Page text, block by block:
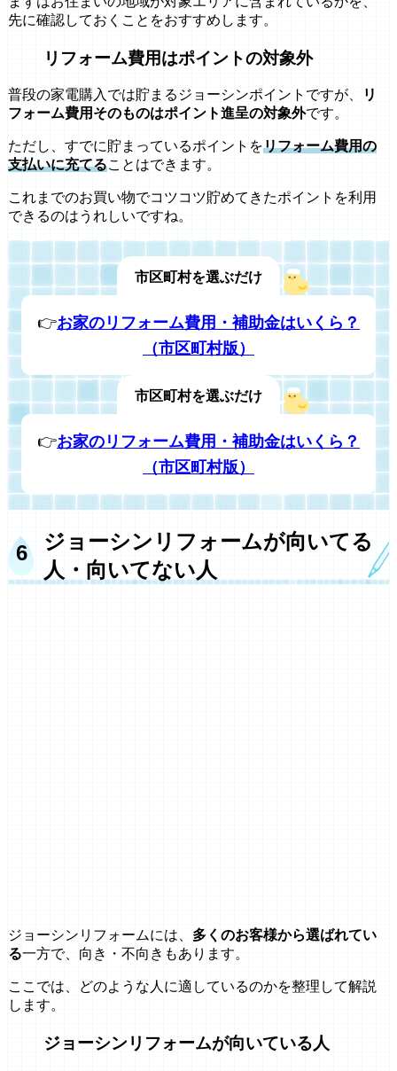
先に確認しておくことをおすすめします。
リフォーム費用はポイントの対象外
普段の家電購入では貯まるジョーシンポイントですが、
リ
フォーム費用そのものはポイント進呈の対象外です。
ただし、すでに貯まっているポイントをリフォーム費用の
支払いに充てることはできます。
これまでのお買い物でコツコツ貯めてきたポイントを利用
できるのはうれしいですね。
市区町村を選ぶだけ
👉お家のリフォーム費用・補助金はいくら？
（市区町村版）
市区町村を選ぶだけ
👉お家のリフォーム費用・補助金はいくら？
（市区町村版）
ジョーシンリフォームが向いてる
人・向いてない人
ジョーシンリフォームには、 多くのお客様から選ばれてい
る一方で、向き・不向きもあります。
ここでは、どのような人に適しているのかを整理して解説
します。
ジョーシンリフォームが向いている人